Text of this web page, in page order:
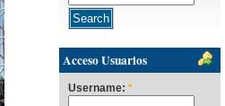
Acceso Usuarios
Username: *